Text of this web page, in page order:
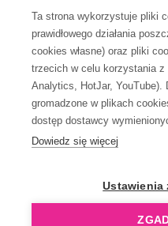
Ta strona wykorzystuje pliki
prawidłowego działania
cookies własne) oraz pliki
trzecich w celu korzystania
Analytics, HotJar, YouTube).
gromadzone w plikach
dostęp dostawcy
Dowiedz się więcej
Ustawienia
KONTAKT
OpenGift jest